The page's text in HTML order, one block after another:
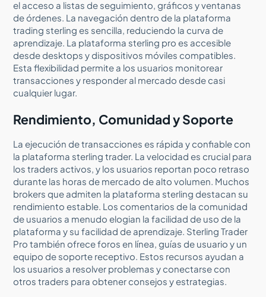
el acceso a listas de seguimiento, gráficos y ventanas
de órdenes. La navegación dentro de la plataforma
trading sterling es sencilla, reduciendo la curva de
aprendizaje. La plataforma sterling pro es accesible
desde desktops y dispositivos móviles compatibles.
Esta flexibilidad permite a los usuarios monitorear
transacciones y responder al mercado desde casi
cualquier lugar.
Rendimiento, Comunidad y Soporte
La ejecución de transacciones es rápida y confiable con
la plataforma sterling trader. La velocidad es crucial para
los traders activos, y los usuarios reportan poco retraso
durante las horas de mercado de alto volumen. Muchos
brokers que admiten la plataforma sterling destacan su
rendimiento estable. Los comentarios de la comunidad
de usuarios a menudo elogian la facilidad de uso de la
plataforma y su facilidad de aprendizaje. Sterling Trader
Pro también ofrece foros en línea, guías de usuario y un
equipo de soporte receptivo. Estos recursos ayudan a
los usuarios a resolver problemas y conectarse con
otros traders para obtener consejos y estrategias.